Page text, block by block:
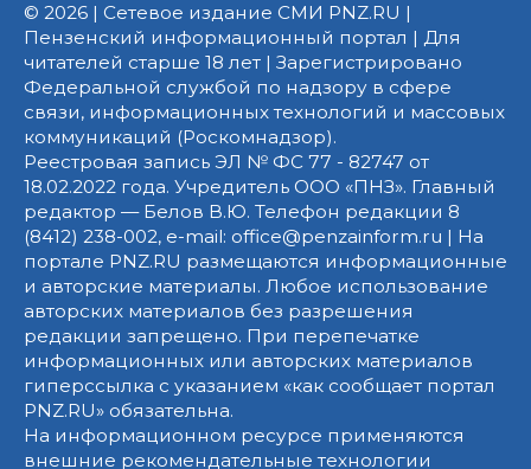
© 2026 | Сетевое издание СМИ PNZ.RU |
Пензенский информационный портал | Для
читателей старше 18 лет | Зарегистрировано
Федеральной службой по надзору в сфере
связи, информационных технологий и массовых
коммуникаций (Роскомнадзор).
Реестровая запись ЭЛ № ФС 77 - 82747 от
18.02.2022 года. Учредитель ООО «ПНЗ». Главный
редактор — Белов В.Ю. Телефон редакции 8
(8412) 238-002, e-mail: office@penzainform.ru | На
портале PNZ.RU размещаются информационные
и авторские материалы. Любое использование
авторских материалов без разрешения
редакции запрещено. При перепечатке
информационных или авторских материалов
гиперссылка с указанием «как сообщает портал
PNZ.RU» обязательна.
На информационном ресурсе применяются
внешние рекомендательные технологии